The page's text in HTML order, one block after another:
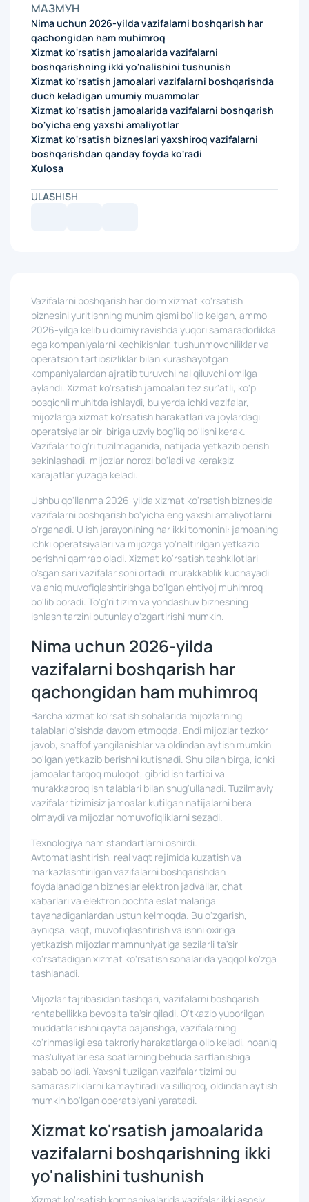
МАЗМУН
Nima uchun 2026-yilda vazifalarni boshqarish har
qachongidan ham muhimroq
Xizmat ko'rsatish jamoalarida vazifalarni
boshqarishning ikki yo'nalishini tushunish
Xizmat ko'rsatish jamoalari vazifalarni boshqarishda
duch keladigan umumiy muammolar
Xizmat ko'rsatish jamoalarida vazifalarni boshqarish
bo'yicha eng yaxshi amaliyotlar
Xizmat ko'rsatish bizneslari yaxshiroq vazifalarni
boshqarishdan qanday foyda ko'radi
Xulosa
ULASHISH
Vazifalarni boshqarish har doim xizmat ko'rsatish
biznesini yuritishning muhim qismi bo'lib kelgan, ammo
2026-yilga kelib u doimiy ravishda yuqori samaradorlikka
ega kompaniyalarni kechikishlar, tushunmovchiliklar va
operatsion tartibsizliklar bilan kurashayotgan
kompaniyalardan ajratib turuvchi hal qiluvchi omilga
aylandi. Xizmat ko'rsatish jamoalari tez sur'atli, ko'p
bosqichli muhitda ishlaydi, bu yerda ichki vazifalar,
mijozlarga xizmat ko'rsatish harakatlari va joylardagi
operatsiyalar bir-biriga uzviy bog'liq bo'lishi kerak.
Vazifalar to'g'ri tuzilmaganida, natijada yetkazib berish
sekinlashadi, mijozlar norozi bo'ladi va keraksiz
xarajatlar yuzaga keladi.
Ushbu qo'llanma 2026-yilda xizmat ko'rsatish biznesida
vazifalarni boshqarish bo'yicha eng yaxshi amaliyotlarni
o'rganadi. U ish jarayonining har ikki tomonini: jamoaning
ichki operatsiyalari va mijozga yo'naltirilgan yetkazib
berishni qamrab oladi. Xizmat ko'rsatish tashkilotlari
o'sgan sari vazifalar soni ortadi, murakkablik kuchayadi
va aniq muvofiqlashtirishga bo'lgan ehtiyoj muhimroq
bo'lib boradi. To'g'ri tizim va yondashuv biznesning
ishlash tarzini butunlay o'zgartirishi mumkin.
Nima uchun 2026-yilda
vazifalarni boshqarish har
qachongidan ham muhimroq
Barcha xizmat ko'rsatish sohalarida mijozlarning
talablari o'sishda davom etmoqda. Endi mijozlar tezkor
javob, shaffof yangilanishlar va oldindan aytish mumkin
bo'lgan yetkazib berishni kutishadi. Shu bilan birga, ichki
jamoalar tarqoq muloqot, gibrid ish tartibi va
murakkabroq ish talablari bilan shug'ullanadi. Tuzilmaviy
vazifalar tizimisiz jamoalar kutilgan natijalarni bera
olmaydi va mijozlar nomuvofiqliklarni sezadi.
Texnologiya ham standartlarni oshirdi.
Avtomatlashtirish, real vaqt rejimida kuzatish va
markazlashtirilgan vazifalarni boshqarishdan
foydalanadigan bizneslar elektron jadvallar, chat
xabarlari va elektron pochta eslatmalariga
tayanadiganlardan ustun kelmoqda. Bu o'zgarish,
ayniqsa, vaqt, muvofiqlashtirish va ishni oxiriga
yetkazish mijozlar mamnuniyatiga sezilarli ta'sir
ko'rsatadigan xizmat ko'rsatish sohalarida yaqqol ko'zga
tashlanadi.
Mijozlar tajribasidan tashqari, vazifalarni boshqarish
rentabellikka bevosita ta'sir qiladi. O'tkazib yuborilgan
muddatlar ishni qayta bajarishga, vazifalarning
ko'rinmasligi esa takroriy harakatlarga olib keladi, noaniq
mas'uliyatlar esa soatlarning behuda sarflanishiga
sabab bo'ladi. Yaxshi tuzilgan vazifalar tizimi bu
samarasizliklarni kamaytiradi va silliqroq, oldindan aytish
mumkin bo'lgan operatsiyani yaratadi.
Xizmat ko'rsatish jamoalarida
vazifalarni boshqarishning ikki
yo'nalishini tushunish